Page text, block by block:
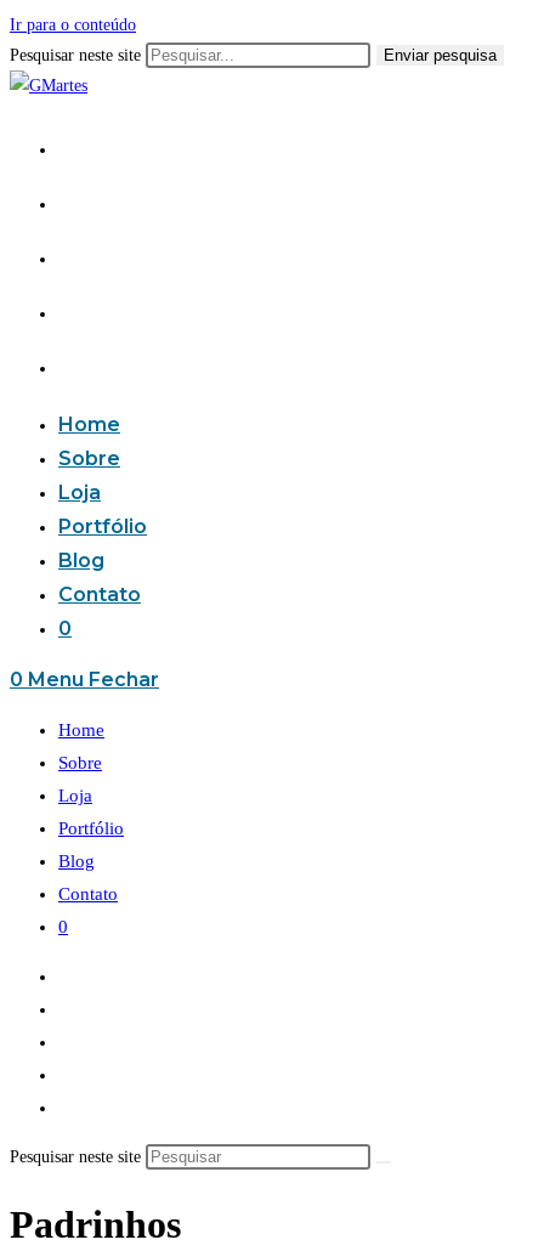
Ir para o conteúdo
Pesquisar neste site
Enviar pesquisa
Home
Sobre
Loja
Portfólio
Blog
Contato
0
0 Menu Fechar
Home
Sobre
Loja
Portfólio
Blog
Contato
0
Pesquisar neste site
Padrinhos